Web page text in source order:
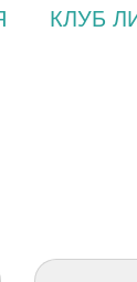
КЛУБ